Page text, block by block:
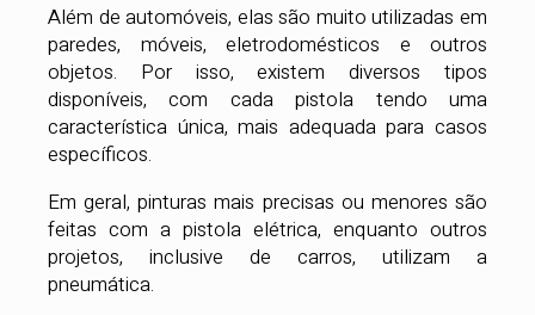
Além de automóveis, elas são muito utilizadas em
paredes, móveis, eletrodomésticos e outros
objetos. Por isso, existem diversos tipos
disponíveis, com cada pistola tendo uma
característica única, mais adequada para casos
específicos.
Em geral, pinturas mais precisas ou menores são
feitas com a pistola elétrica, enquanto outros
projetos, inclusive de carros, utilizam a
pneumática.